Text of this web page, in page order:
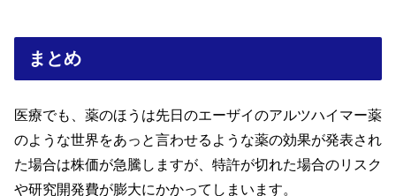
まとめ
医療でも、薬のほうは先日のエーザイのアルツハイマー薬
のような世界をあっと言わせるような薬の効果が発表され
た場合は株価が急騰しますが、特許が切れた場合のリスク
や研究開発費が膨大にかかってしまいます。